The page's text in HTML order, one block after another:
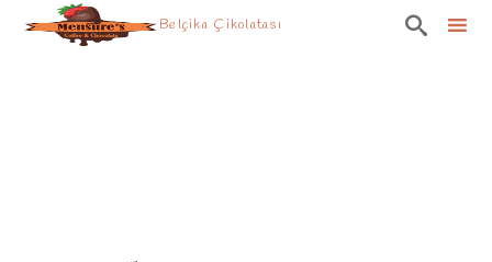
Belçika Çikolatası 